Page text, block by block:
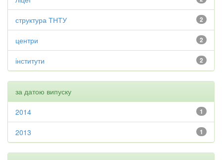
2
структура ТНТУ
2
центри
2
інститути
за датою випуску
1
2014
1
2013